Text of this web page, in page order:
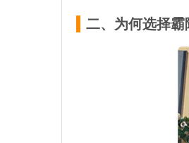
二、为何选择